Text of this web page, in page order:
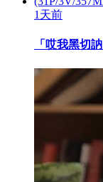
1天前
「哎我黑切